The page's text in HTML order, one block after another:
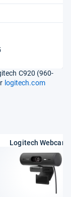
C920 (960-
logitech.com
Logitech Webcams